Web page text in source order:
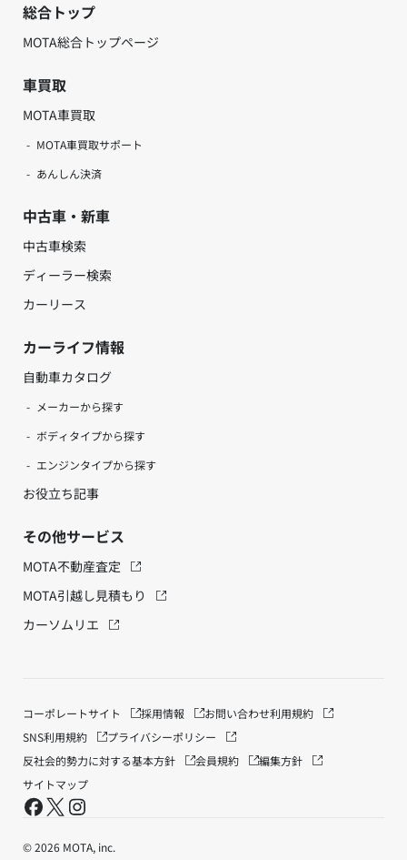
総合トップ
MOTA総合トップページ
車買取
MOTA車買取
MOTA車買取サポート
あんしん決済
中古車・新車
中古車検索
ディーラー検索
カーリース
カーライフ情報
自動車カタログ
メーカーから探す
ボディタイプから探す
エンジンタイプから探す
お役立ち記事
その他サービス
MOTA不動産査定
MOTA引越し見積もり
カーソムリエ
コーポレートサイト 採用情報 お問い合わせ利用規約
SNS利用規約
プライバシーポリシー
反社会的勢力に対する基本方針
会員規約
編集方針
サイトマップ
© 2026 MOTA, inc.